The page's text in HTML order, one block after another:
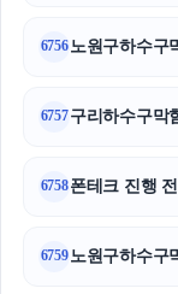
6756 노원구하수구
6757구리하수구막
6758폰테크 진행
6759 노원구하수구